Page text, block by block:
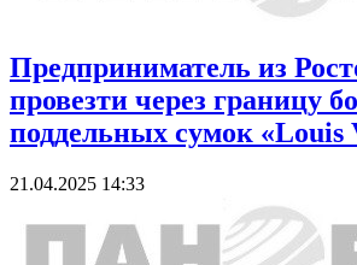
Предприниматель из
провезти через границу
поддельных сумок «Louis
21.04.2025 14:33